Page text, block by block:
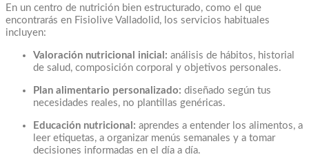
En un centro de nutrición bien estructurado, como el que
encontrarás en Fisiolive Valladolid, los servicios habituales
incluyen:
Valoración nutricional inicial: análisis de hábitos, historial
de salud, composición corporal y objetivos personales.
Plan alimentario personalizado: diseñado según tus
necesidades reales, no plantillas genéricas.
Educación nutricional: aprendes a entender los alimentos, a
leer etiquetas, a organizar menús semanales y a tomar
decisiones informadas en el día a día.